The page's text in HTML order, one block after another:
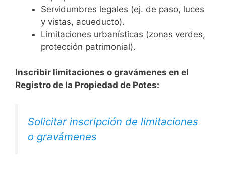
Servidumbres legales (ej. de paso, luces
y vistas, acueducto).
Limitaciones urbanísticas (zonas verdes,
protección patrimonial).
Inscribir limitaciones o gravámenes en el
Registro de la Propiedad de Potes:
Solicitar inscripción de limitaciones
o gravámenes